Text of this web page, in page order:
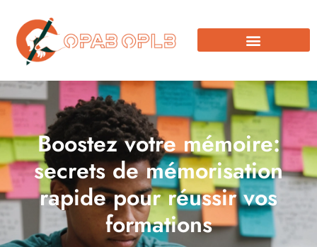
Boostez votre mémoire:
secrets de mémorisation
rapide pour réussir vos
formations